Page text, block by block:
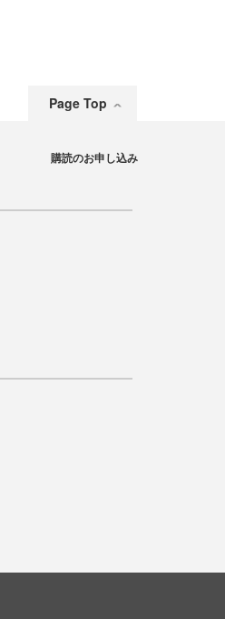
Page Top
購読のお申し込み